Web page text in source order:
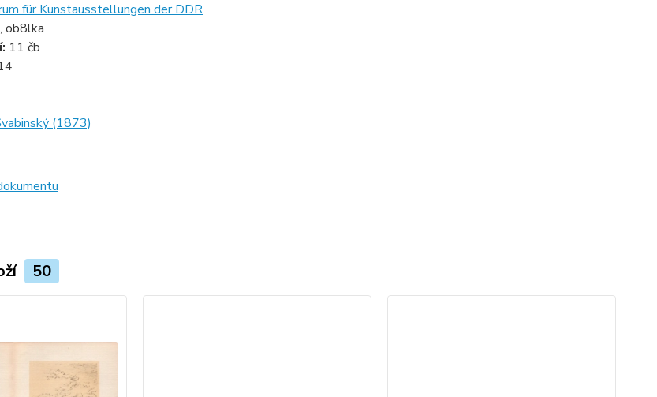
für Kunstausstellungen der DDR
ob8lka
11 čb
(1873)
50